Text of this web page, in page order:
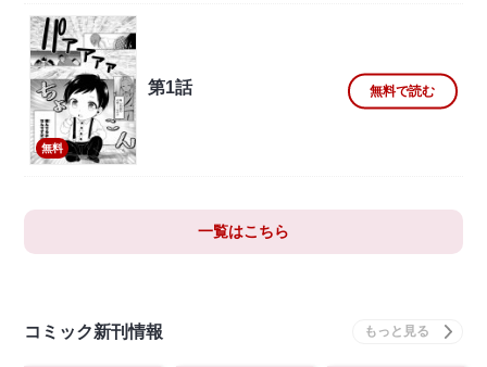
無料
第1話 無料で読む
一覧はこちら
コミック新刊情報